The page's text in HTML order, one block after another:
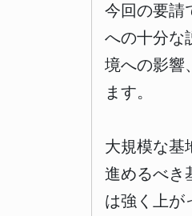
今回の要請
への十分な
境への影響
ます。
大規模な基
進めるべき
は強く上が